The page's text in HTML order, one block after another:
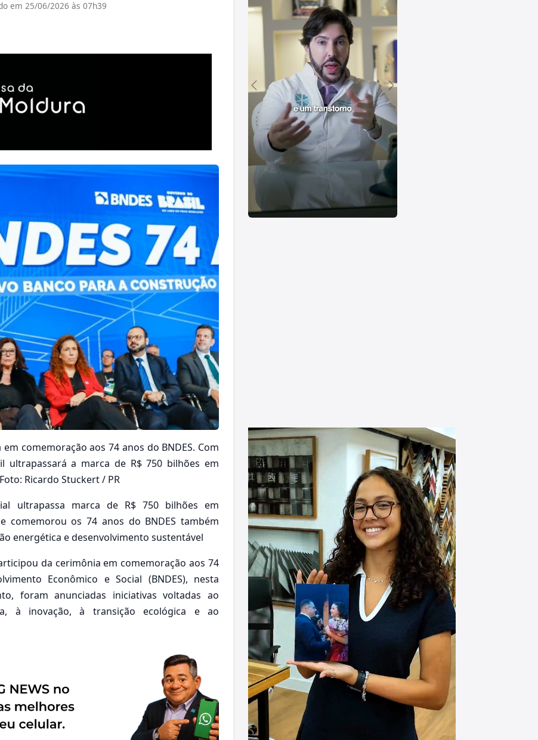
em 25/06/2026 às 07h39
comemoração aos 74 anos do BNDES. Com
ultrapassará a marca de R$ 750 bilhões em
Ricardo Stuckert / PR
ultrapassa marca de R$ 750 bilhões em
comemorou os 74 anos do BNDES também
energética e desenvolvimento sustentável
da cerimônia em comemoração aos 74
Econômico e Social (BNDES), nesta
foram anunciadas iniciativas voltadas ao
à inovação, à transição ecológica e ao